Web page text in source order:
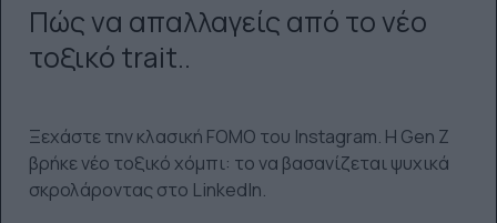
Πώς να απαλλαγείς από το νέο
τοξικό trait..
Ξεχάστε την κλασική FOMO του Instagram. Η Gen Z
βρήκε νέο τοξικό χόμπι: το να βασανίζεται ψυχικά
σκρολάροντας στο LinkedIn.